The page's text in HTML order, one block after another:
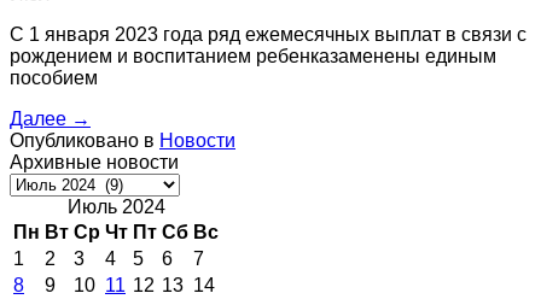
С 1 января 2023 года ряд ежемесячных выплат в связи с
рождением и воспитанием ребенказаменены единым
пособием
Далее →
Опубликовано в Новости
Архивные новости
Архивные
новостиИюль 2024
Пн Вт Ср Чт Пт Сб Вс
1
2 3 4 5 6
7
8
9 10 11 12 13 14